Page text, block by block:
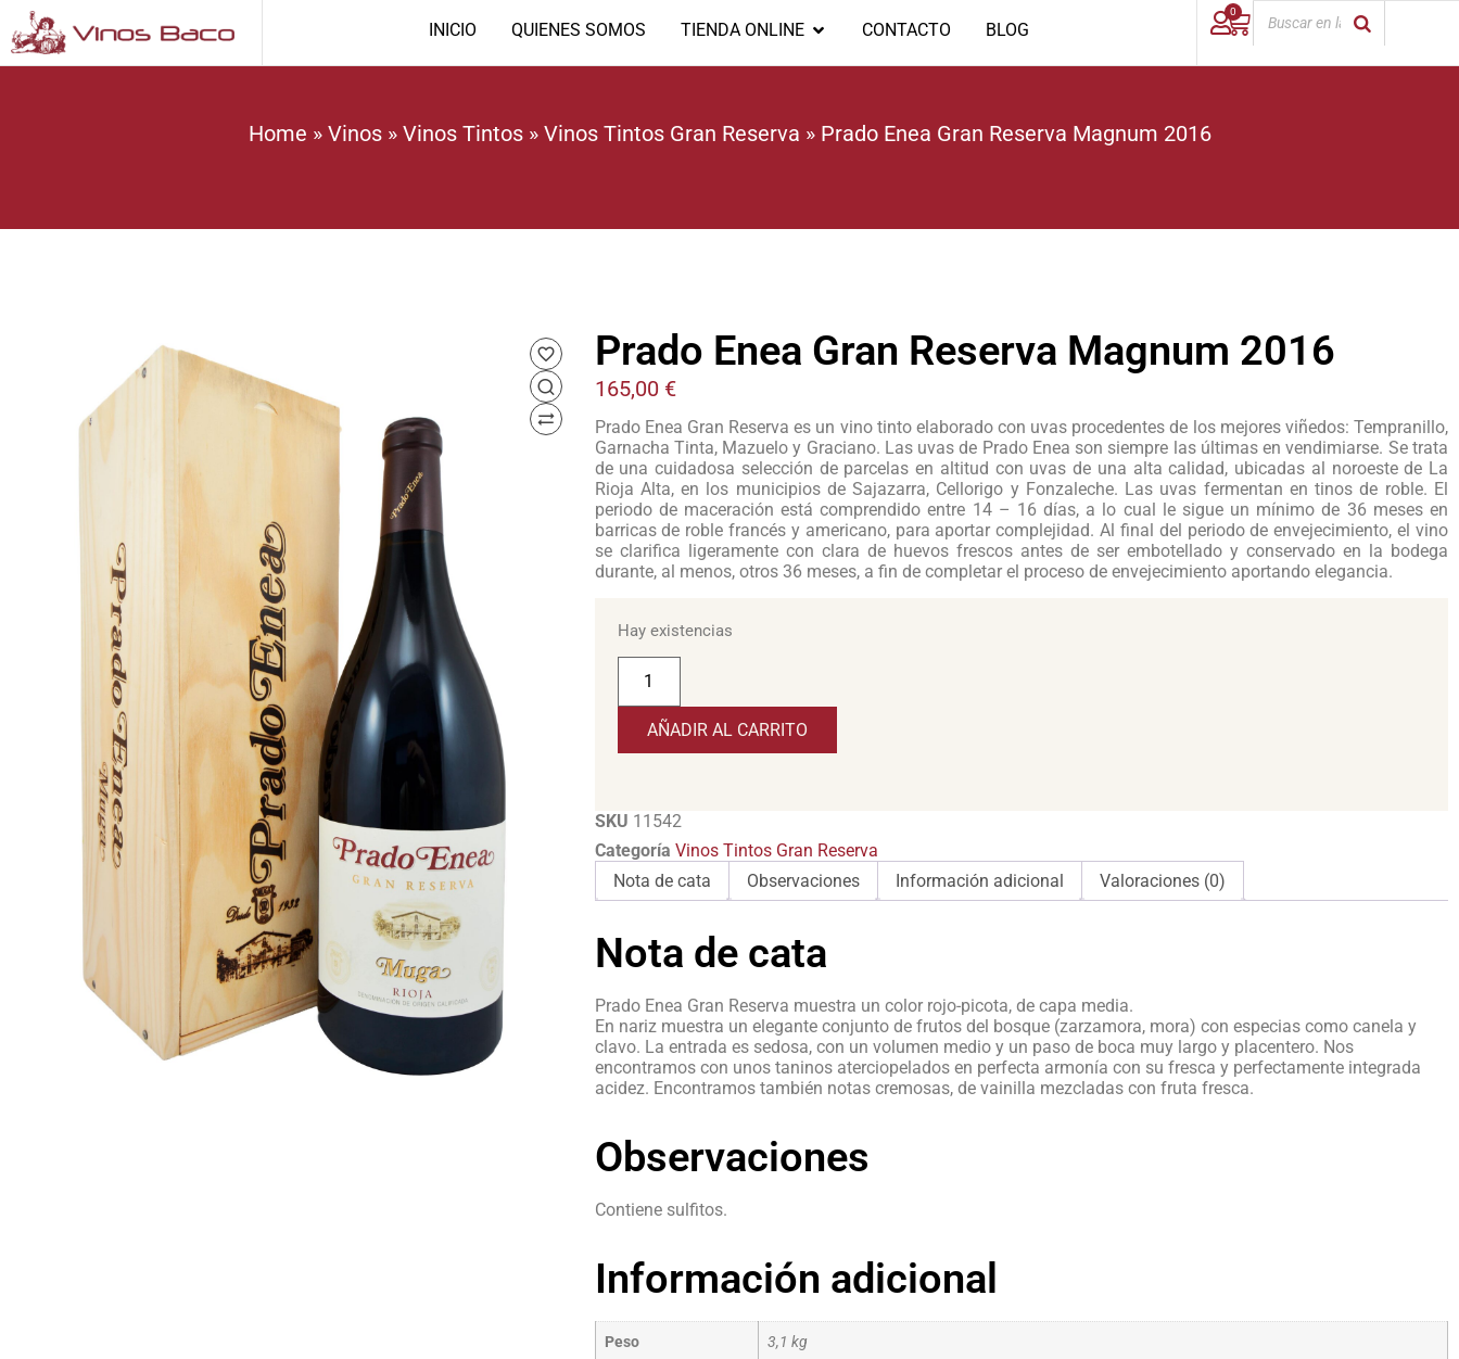
INICIO QUIENES SOMOS TIENDA ONLINE CONTACTO BLOG
0
Home » Vinos» Vinos Tintos» Vinos Tintos Gran Reserva » Prado Enea Gran Reserva Magnum 2016
Prado Enea Gran Reserva Magnum 2016
165,00 €
Prado Enea Gran Reserva es un vino tinto elaborado con uvas procedentes de los mejores viñedos: Tempranillo,
Garnacha Tinta, Mazuelo y Graciano. Las uvas de Prado Enea son siempre las últimas en vendimiarse. Se trata
de una cuidadosa selección de parcelas en altitud con uvas de una alta calidad, ubicadas al noroeste de La
Rioja Alta, en los municipios de Sajazarra, Cellorigo y Fonzaleche. Las uvas fermentan en tinos de roble. El
periodo de maceración está comprendido entre 14 – 16 días, a lo cual le sigue un mínimo de 36 meses en
barricas de roble francés y americano, para aportar complejidad. Al final del periodo de envejecimiento, el vino
se clarifica ligeramente con clara de huevos frescos antes de ser embotellado y conservado en la bodega
durante, al menos, otros 36 meses, a fin de completar el proceso de envejecimiento aportando elegancia.
Hay existencias
AÑADIR AL CARRITO
SKU 11542
Categoría Vinos Tintos Gran Reserva
Nota de cata
Observaciones Información adicional Valoraciones (0)
Nota de cata
Prado Enea Gran Reserva muestra un color rojo-picota, de capa media.
En nariz muestra un elegante conjunto de frutos del bosque (zarzamora, mora) con especias como canela y
clavo. La entrada es sedosa, con un volumen medio y un paso de boca muy largo y placentero. Nos
encontramos con unos taninos aterciopelados en perfecta armonía con su fresca y perfectamente integrada
acidez. Encontramos también notas cremosas, de vainilla mezcladas con fruta fresca.
Observaciones
Contiene sulfitos.
Información adicional
Peso 3,1 kg